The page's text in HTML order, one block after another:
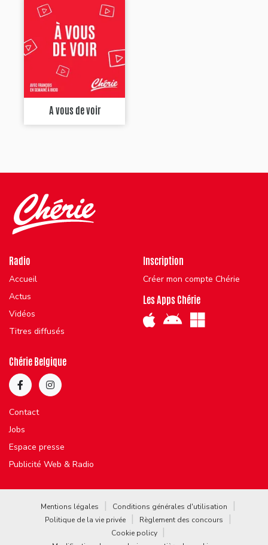
A vous de voir
Radio
Accueil
Actus
Vidéos
Titres diffusés
Inscription
Créer mon compte Chérie
Les Apps Chérie
Chérie Belgique
Contact
Jobs
Espace presse
Publicité Web & Radio
Mentions légales
Conditions générales d'utilisation
Politique de la vie privée
Règlement des concours
Cookie policy